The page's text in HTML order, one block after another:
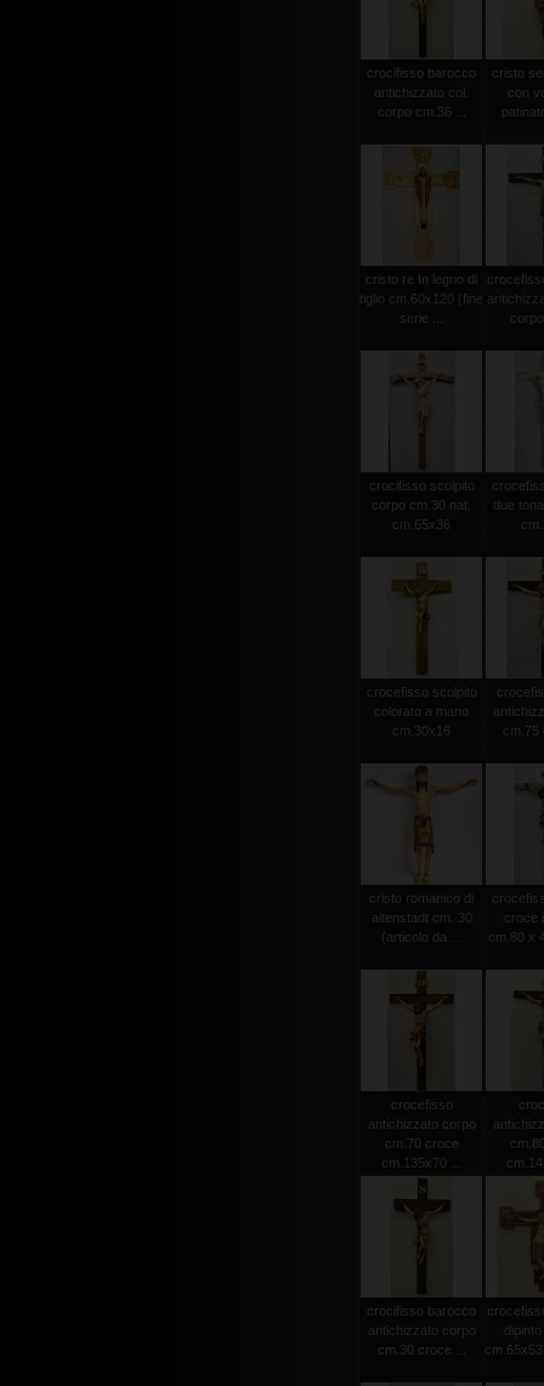
crocifisso barocco
antichizzato col.
corpo cm.36 ...
cristo
con
cristo re In legno di
tiglio cm.60x120 (fine
serie ...
crocifisso scolpito
corpo cm.30 nat.
cm.65x36
due
crocefisso scolpito
colorato a mano
cm.30x16
cm.75
cristo romanico di
altenstadt cm. 30
(articolo da ...
croce
cm.80 x
crocefisso
antichizzato corpo
cm.70 croce
cm.135x70 ...
crocifisso barocco
antichizzato corpo
cm.30 croce ...